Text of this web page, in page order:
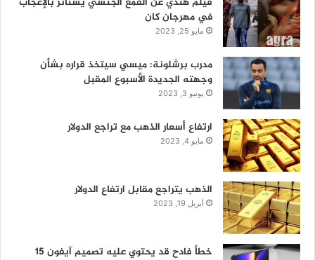
في مهرجان كان
مايو 25, 2023
مدرب برشلونة: ميسي سيتخذ قراره بشأن
وجهته الجديدة الأسبوع المقبل
يونيو 3, 2023
ارتفاع أسعار الذهب مع تراجع الدولار
مايو 4, 2023
الذهب يتراجع مقابل ارتفاع الدولار
أبريل 19, 2023
خطأ فادح قد يحتوي عليه تصميم آيفون 15